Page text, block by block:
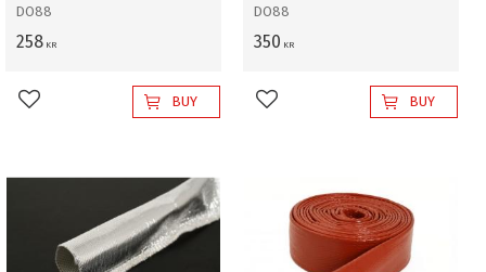
DO88
258 KR
Add to favorites BUY
DO88
350 KR
Add to favorites BUY